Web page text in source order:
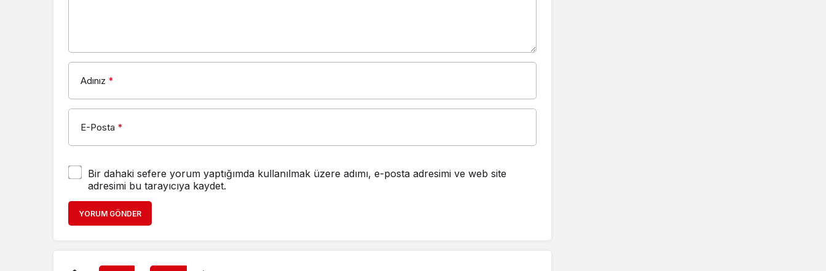
Adınız *
E-Posta *
Bir dahaki sefere yorum yaptığımda kullanılmak üzere adımı, e-posta adresimi ve web site
adresimi bu tarayıcıya kaydet.
YORUM GÖNDER